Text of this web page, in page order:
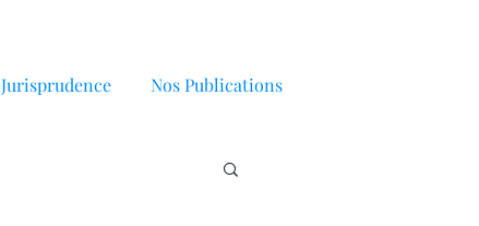
Jurisprudence Nos Publications